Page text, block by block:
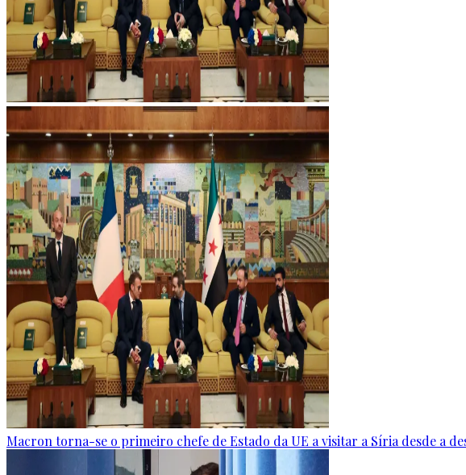
Macron torna-se o primeiro chefe de Estado da UE a visitar a Síria desde a